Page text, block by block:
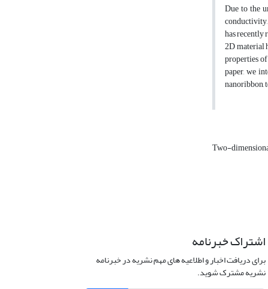
Due to the
has recently
2D material
properties
paper, we
nanoribbon,
Two-
اشتراک خبرنامه
برای دریافت اخبار و اطلاعیه های مهم نشریه در خبرنامه
نشریه مشترک شوید.